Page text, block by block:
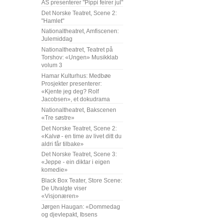
AS presenterer "Pippi feirer jul"
Det Norske Teatret, Scene 2:
"Hamlet"
Nationaltheatret, Amfiscenen:
Julemiddag
Nationaltheatret, Teatret på
Torshov: «Ungen» Musikklab
volum 3
Hamar Kulturhus: Medbøe
Prosjekter presenterer:
«Kjente jeg deg? Rolf
Jacobsen», et dokudrama
Nationaltheatret, Bakscenen
«Tre søstre»
Det Norske Teatret, Scene 2:
«Kalvø - en time av livet ditt du
aldri får tilbake»
Det Norske Teatret, Scene 3:
«Jeppe - ein diktar i eigen
komedie»
Black Box Teater, Store Scene:
De Utvalgte viser
«Visjonæren»
Jørgen Haugan: «Dommedag
og djevlepakt, Ibsens